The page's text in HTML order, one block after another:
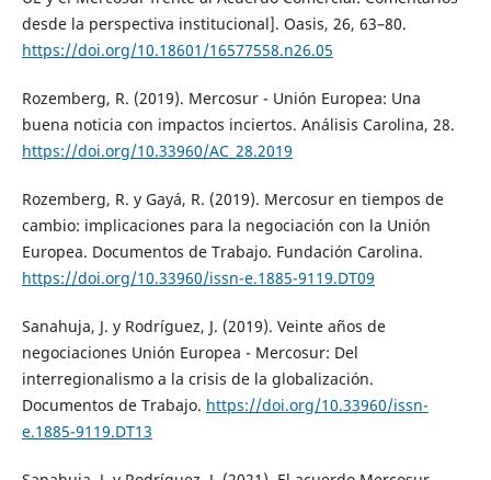
desde la perspectiva institucional]. Oasis, 26, 63–80.
https://doi.org/10.18601/16577558.n26.05
Rozemberg, R. (2019). Mercosur - Unión Europea: Una
buena noticia con impactos inciertos. Análisis Carolina, 28.
https://doi.org/10.33960/AC_28.2019
Rozemberg, R. y Gayá, R. (2019). Mercosur en tiempos de
cambio: implicaciones para la negociación con la Unión
Europea. Documentos de Trabajo. Fundación Carolina.
https://doi.org/10.33960/issn-e.1885-9119.DT09
Sanahuja, J. y Rodríguez, J. (2019). Veinte años de
negociaciones Unión Europea - Mercosur: Del
interregionalismo a la crisis de la globalización.
Documentos de Trabajo. https://doi.org/10.33960/issn-
e.1885-9119.DT13